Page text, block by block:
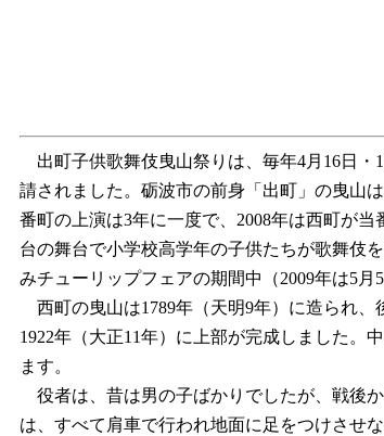
出町子供歌舞伎曳山祭りは、毎年4月16日・
請されました。砺波市の前身「出町」の曳山は
番町の上演は3年に一度で、2008年は西町が
台の舞台で小学校高学年の子供たちが歌舞伎
みチューリップフェアの期間中（2009年は5
西町の曳山は1789年（天明9年）に造られ、
1922年（大正11年）に上部が完成しました。
ます。
役者は、昔は男の子ばかりでしたが、戦後
は、すべて肩車で行われ地面に足をつけさせ